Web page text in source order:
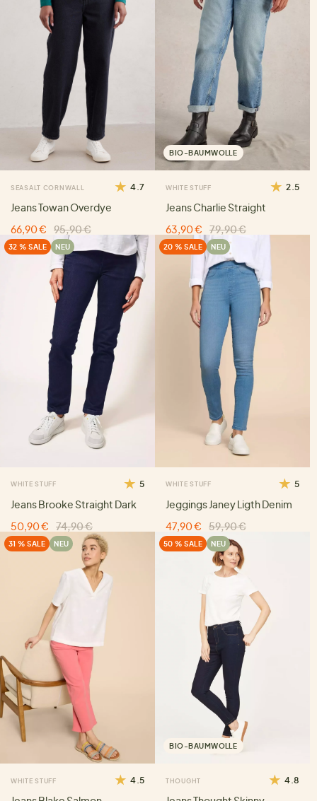
SEASALT CORNWALL 4.7
Jeans Towan Overdye
66,90 €
95,90 €
BIO-BAUMWOLLE
WHITE STUFF 2.5
Jeans Charlie Straight
63,90 €
79,90 €
32 % SALE NEU
WHITE STUFF 5
Jeans Brooke Straight Dark
50,90 €
74,90 €
20 % SALE NEU
WHITE STUFF 5
Jeggings Janey Ligth Denim
47,90 €
59,90 €
31 % SALE NEU
WHITE STUFF 4.5
50 % SALE NEU
BIO-BAUMWOLLE
THOUGHT 4.8